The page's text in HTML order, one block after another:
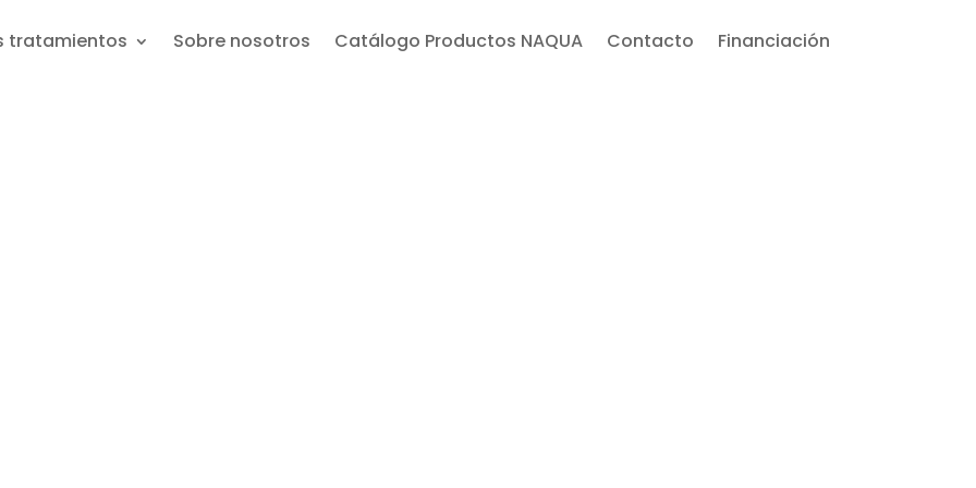
tratamientos Sobre nosotros Catálogo Productos NAQUA Contacto Financiación